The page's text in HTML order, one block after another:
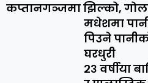
कप्तानगञ्जमा झिल्को,
मधेशमा
पिउने
घरधुरी
२३ वर्षीया